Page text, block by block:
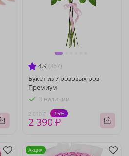
4.9 (367)
Букет из 7 розовых роз
Премиум
В наличии
2 810 ₽ -15%
2 390 ₽
Акция